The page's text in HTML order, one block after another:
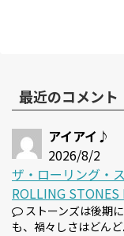
最近のコメント
アイアイ♪
2026/8/2
ザ・ローリング・
ROLLING
ストーンズは後期
も、禍々しさはどん